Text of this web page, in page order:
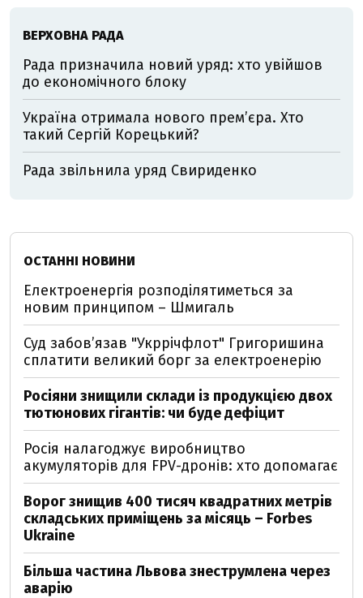
ВЕРХОВНА РАДА
Рада призначила новий уряд: хто увійшов
до економічного блоку
Україна отримала нового прем’єра. Хто
такий Сергій Корецький?
Рада звільнила уряд Свириденко
ОСТАННІ НОВИНИ
Електроенергія розподілятиметься за
новим принципом – Шмигаль
Суд забов’язав "Укррічфлот" Григоришина
сплатити великий борг за електроенерію
Росіяни знищили склади із продукцією двох
тютюнових гігантів: чи буде дефіцит
Росія налагоджує виробництво
акумуляторів для FPV-дронів: хто допомагає
Ворог знищив 400 тисяч квадратних метрів
складських приміщень за місяць – Forbes
Ukraine
Більша частина Львова знеструмлена через
аварію